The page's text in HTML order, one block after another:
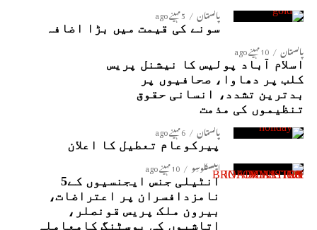
پاکستان 5 مہینے ago
سونے کی قیمت میں بڑا اضافہ
پاکستان 10 مہینے ago
اسلام آباد پولیس کا نیشنل پریس
کلب پر دھاوا، صحافیوں پر
بدترین تشدد، انسانی حقوق
تنظیموں کی مذمت
پاکستان 6 مہینے ago
پیرکوعام تعطیل کا اعلان
ایکسکلوسِو 10 مہینے ago
انٹیلی جنس ایجنسیوں کے5
نامزدافسران پر اعتراضات،
بیرون ملک پریس قونصلر،
اتاشیوں کی پوسٹنگ کامعاملہ